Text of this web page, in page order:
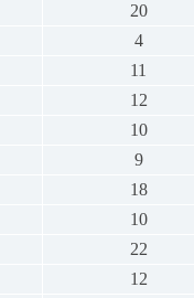
20
4
11
12
10
9
18
10
22
12